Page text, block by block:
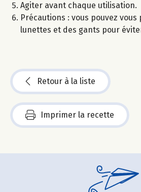
Agiter avant chaque utilisation.
Précautions : vous pouvez
lunettes et des gants pour
Retour à la liste
Imprimer la recette